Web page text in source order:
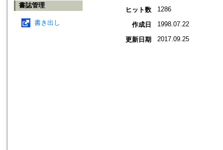
書誌管理
書き出し
ヒット数
1286
作成日 1998.07.22
更新日期 2017.09.25